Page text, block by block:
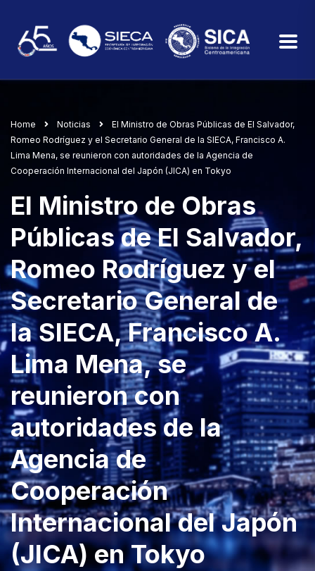
Home Noticias
El Ministro de Obras Públicas de El Salvador,
Romeo Rodríguez y el Secretario General de la SIECA, Francisco A.
Lima Mena, se reunieron con autoridades de la Agencia de
Cooperación Internacional del Japón (JICA) en Tokyo
El Ministro de Obras
Públicas de El Salvador,
Romeo Rodríguez y el
Secretario General de
la SIECA, Francisco A.
Lima Mena, se
reunieron con
autoridades de la
Agencia de
Cooperación
Internacional del Japón
(JICA) en Tokyo